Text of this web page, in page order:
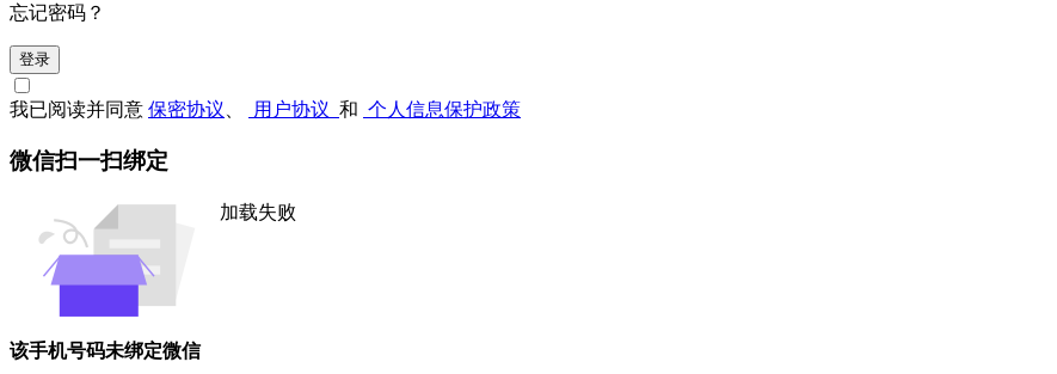
忘记密码？
登录
我已阅读并同意 保密协议 用户协议 和 个人信息保护政策
微信扫一扫绑定
加载失败
该手机号码未绑定微信